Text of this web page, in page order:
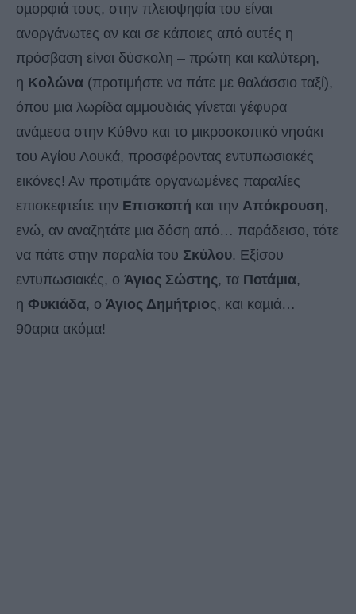
οµορφιά τους, στην πλειοψηφία του είναι
ανοργάνωτες αν και σε κάποιες από αυτές η
πρόσβαση είναι δύσκολη – πρώτη και καλύτερη,
η Κολώνα (προτιµήστε να πάτε µε θαλάσσιο ταξί),
όπου µια λωρίδα αµµουδιάς γίνεται γέφυρα
ανάµεσα στην Κύθνο και το µικροσκοπικό νησάκι
του Αγίου Λουκά, προσφέροντας εντυπωσιακές
εικόνες! Αν προτιμάτε οργανωμένες παραλίες
επισκεφτείτε την Επισκοπή και την Απόκρουση,
ενώ, αν αναζητάτε µια δόση από… παράδεισο, τότε
να πάτε στην παραλία του Σκύλου. Εξίσου
εντυπωσιακές, ο Άγιος Σώστης, τα Ποτάµια,
η Φυκιάδα, ο Άγιος Δηµήτριος, και καµιά…
90αρια ακόµα!